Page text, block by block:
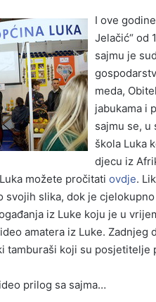
I ove
Jelačić“ od
sajmu je
meda,
jabukama i
sajmu se, u
škola Luka
djecu iz
možete pročitati ovdje.
svojih slika, dok je
iz Luke koju je u
amatera iz Luke. Zadnjeg
tamburaši koji su posjetitelje
prilog sa sajma…